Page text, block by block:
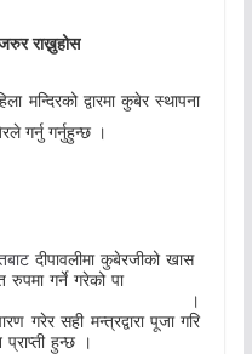
राख्नुहोस
मन्दिरको द्वारमा कुबेर स्थापना
गर्नु गर्नुहुन्छ ।
दीपावलीमा कुबेरजीको खास
रुपमा गर्ने गरेको पा
।
गरेर सही मन्त्रद्वारा पूजा गरि
प्राप्ती हुन्छ ।